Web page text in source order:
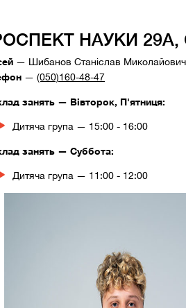
НАУКИ 29А,
— Шибанов Станіслав
—(050)160-48-47
занять — Вівторок, П'ятниця:
Дитяча група — 15:00 - 16:00
занять — Суббота:
Дитяча група — 11:00 - 12:00